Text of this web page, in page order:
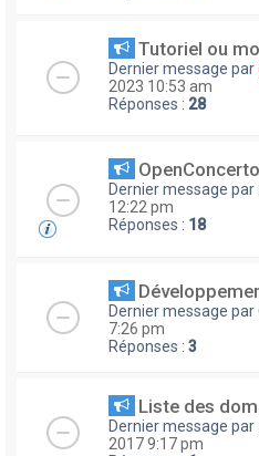
Tutoriel ou
Dernier message par
2023 10:53 am
Réponses : 28
Dernier message par
12:22 pm
Réponses : 18
Dernier message par
7:26 pm
Réponses : 3
Liste des
Dernier message par
2017 9:17 pm